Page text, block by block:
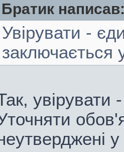
Братик
Увірувати -
заключається
увірувати